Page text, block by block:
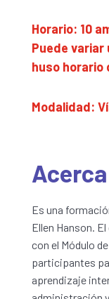
Horario: 10
Puede variar
huso horario
Modalidad:
Es una
Ellen Hanson.
con el Módulo
participantes
aprendizaje